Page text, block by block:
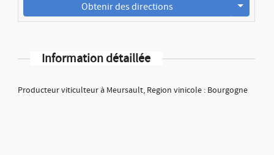
Obtenir des directions
Information détaillée
Producteur viticulteur à Meursault, Region vinicole : Bourgogne